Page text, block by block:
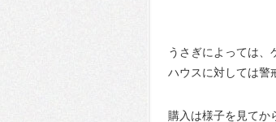
うさぎによっては、
ハウスに対しては警
購入は様子を見てか